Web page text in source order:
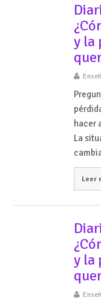
y la
hacer
La
Leer
y la